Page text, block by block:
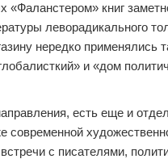
«Фаланстером» книг
леворадикального
нередко применялись
и «дом
есть еще и
современной
с писателями,